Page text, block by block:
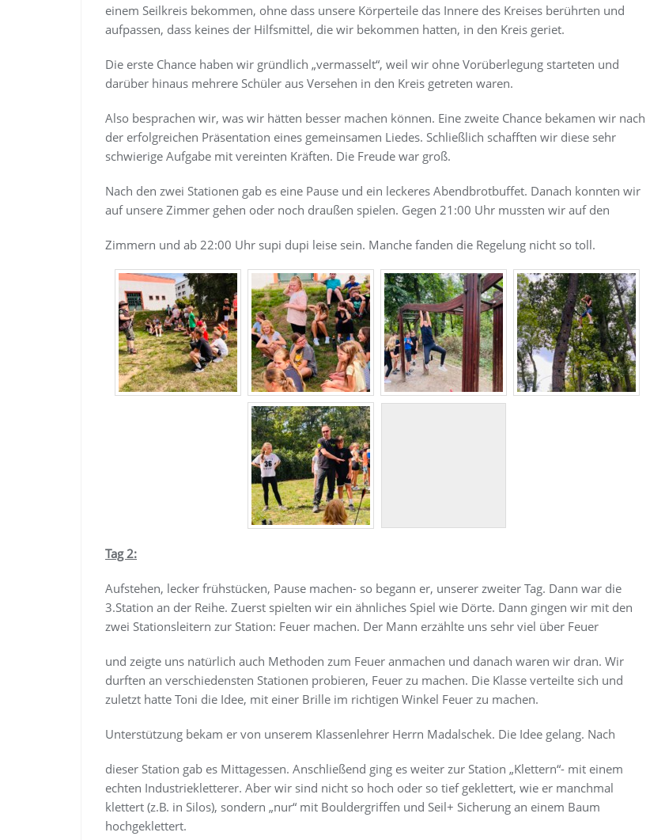
einem Seilkreis bekommen, ohne dass unsere Körperteile das Innere des Kreises berührten und
aufpassen, dass keines der Hilfsmittel, die wir bekommen hatten, in den Kreis geriet.
Die erste Chance haben wir gründlich „vermasselt“, weil wir ohne Vorüberlegung starteten und
darüber hinaus mehrere Schüler aus Versehen in den Kreis getreten waren.
Also besprachen wir, was wir hätten besser machen können. Eine zweite Chance bekamen wir nach
der erfolgreichen Präsentation eines gemeinsamen Liedes. Schließlich schafften wir diese sehr
schwierige Aufgabe mit vereinten Kräften. Die Freude war groß.
Nach den zwei Stationen gab es eine Pause und ein leckeres Abendbrotbuffet. Danach konnten wir
auf unsere Zimmer gehen oder noch draußen spielen. Gegen 21:00 Uhr mussten wir auf den
Zimmern und ab 22:00 Uhr supi dupi leise sein. Manche fanden die Regelung nicht so toll.
Tag 2:
Aufstehen, lecker frühstücken, Pause machen- so begann er, unserer zweiter Tag. Dann war die
3.Station an der Reihe. Zuerst spielten wir ein ähnliches Spiel wie Dörte. Dann gingen wir mit den
zwei Stationsleitern zur Station: Feuer machen. Der Mann erzählte uns sehr viel über Feuer
und zeigte uns natürlich auch Methoden zum Feuer anmachen und danach waren wir dran. Wir
durften an verschiedensten Stationen probieren, Feuer zu machen. Die Klasse verteilte sich und
zuletzt hatte Toni die Idee, mit einer Brille im richtigen Winkel Feuer zu machen.
Unterstützung bekam er von unserem Klassenlehrer Herrn Madalschek. Die Idee gelang. Nach
dieser Station gab es Mittagessen. Anschließend ging es weiter zur Station „Klettern“- mit einem
echten Industriekletterer. Aber wir sind nicht so hoch oder so tief geklettert, wie er manchmal
klettert (z.B. in Silos), sondern „nur“ mit Bouldergriffen und Seil+ Sicherung an einem Baum
hochgeklettert.